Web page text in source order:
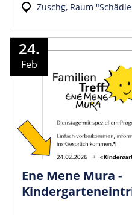
Zuschg, Raum
24.
Feb
Ene Mene Mura -